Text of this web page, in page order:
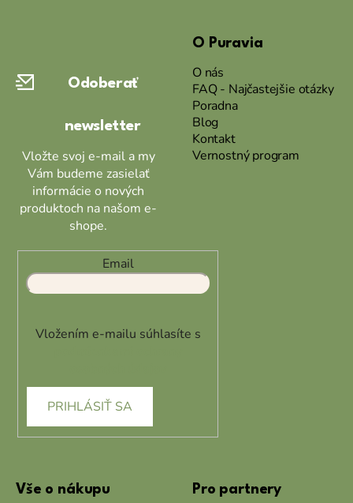
Odoberať
newsletter
Vložte svoj e-mail a my
Vám budeme zasielať
informácie o nových
produktoch na našom e-
shope.
Email
Vložením e-mailu súhlasíte s
PRIHLÁSIŤ SA
O Puravia
O nás
FAQ - Najčastejšie otázky
Poradna
Blog
Kontakt
Vernostný program
Vše o nákupu Pro partnery